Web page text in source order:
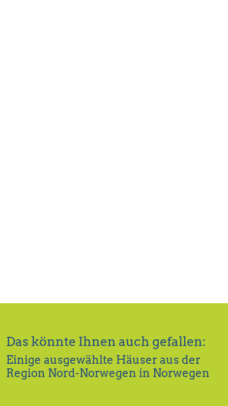
Das könnte Ihnen auch gefallen:
Einige ausgewählte Häuser aus der
Region Nord-Norwegen in Norwegen